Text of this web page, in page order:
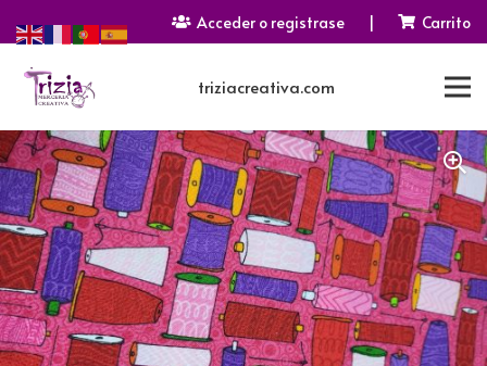
Acceder o registrase | Carrito
triziacreativa.com